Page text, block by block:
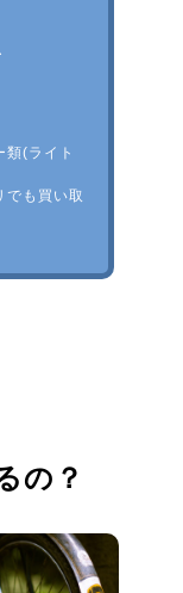
類(ライト
でも買い取
の？